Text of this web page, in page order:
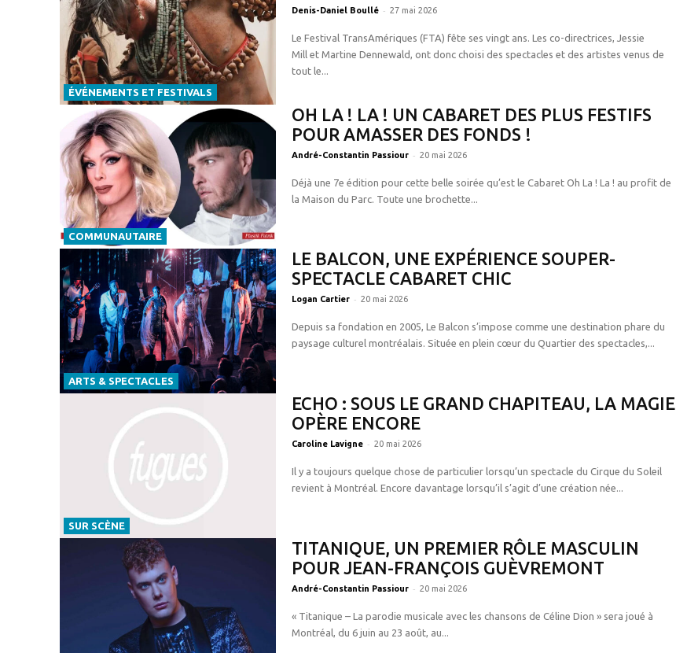
ÉVÉNEMENTS ET FESTIVALS
Denis-Daniel Boullé - 27 mai 2026
Le Festival TransAmériques (FTA) fête ses vingt ans. Les co-directrices, Jessie
Mill et Martine Dennewald, ont donc choisi des spectacles et des artistes venus de
tout le...
COMMUNAUTAIRE
OH LA ! LA ! UN CABARET DES PLUS FESTIFS
POUR AMASSER DES FONDS !
André-Constantin Passiour - 20 mai 2026
Déjà une 7e édition pour cette belle soirée qu’est le Cabaret Oh La ! La ! au profit de
la Maison du Parc. Toute une brochette...
ARTS & SPECTACLES
LE BALCON, UNE EXPÉRIENCE SOUPER-
SPECTACLE CABARET CHIC
Logan Cartier - 20 mai 2026
Depuis sa fondation en 2005, Le Balcon s’impose comme une destination phare du
paysage culturel montréalais. Située en plein cœur du Quartier des spectacles,...
SUR SCÈNE
ECHO : SOUS LE GRAND CHAPITEAU, LA MAGIE
OPÈRE ENCORE
Caroline Lavigne - 20 mai 2026
Il y a toujours quelque chose de particulier lorsqu’un spectacle du Cirque du Soleil
revient à Montréal. Encore davantage lorsqu’il s’agit d’une création née...
TITANIQUE, UN PREMIER RÔLE MASCULIN
POUR JEAN-FRANÇOIS GUÈVREMONT
André-Constantin Passiour - 20 mai 2026
« Titanique – La parodie musicale avec les chansons de Céline Dion » sera joué à
Montréal, du 6 juin au 23 août, au...